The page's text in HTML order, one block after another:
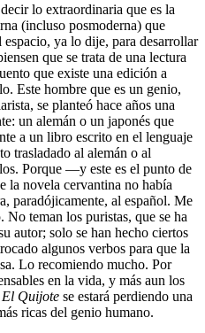
lo extraordinaria que es la
(incluso posmoderna) que
ya lo dije, para desarrollar
que se trata de una lectura
que existe una edición a
Este hombre que es un genio,
se planteó hace años una
un alemán o un japonés que
a un libro escrito en el lenguaje
trasladado al alemán o al
Porque —y este es el punto de
novela cervantina no había
paradójicamente, al español. Me
teman los puristas, que se ha
autor; solo se han hecho ciertos
algunos verbos para que la
Lo recomiendo mucho. Por
en la vida, y más aun los
El Quijote se estará perdiendo una
ricas del genio humano.